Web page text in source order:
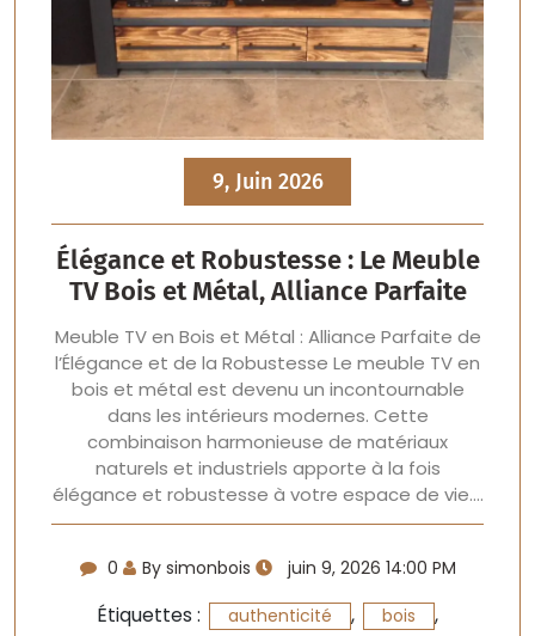
9, Juin 2026
Élégance et Robustesse : Le Meuble
TV Bois et Métal, Alliance Parfaite
Meuble TV en Bois et Métal : Alliance Parfaite de
l’Élégance et de la Robustesse Le meuble TV en
bois et métal est devenu un incontournable
dans les intérieurs modernes. Cette
combinaison harmonieuse de matériaux
naturels et industriels apporte à la fois
élégance et robustesse à votre espace de vie.…
0 By simonbois juin 9, 2026 14:00 PM
Étiquettes : authenticité , bois ,